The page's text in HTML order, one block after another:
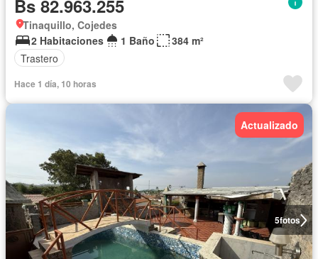
Bs 82.963.255
Tinaquillo, Cojedes
2 Habitaciones
1 Baño
384 m²
Trastero
Hace 1 día, 10 horas
5fotos
Actualizado